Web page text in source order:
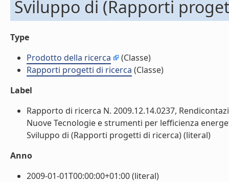
Sviluppo di (Rapporti
Type
Prodotto della ricerca
(Classe)
Rapporti progetti di ricerca (Classe)
Label
Rapporto di ricerca N. 2009.12.14.0237,
Nuove Tecnologie e strumenti per lefficienza
Sviluppo di (Rapporti progetti di ricerca) (literal)
Anno
2009-01-01T00:00:00+01:00 (literal)